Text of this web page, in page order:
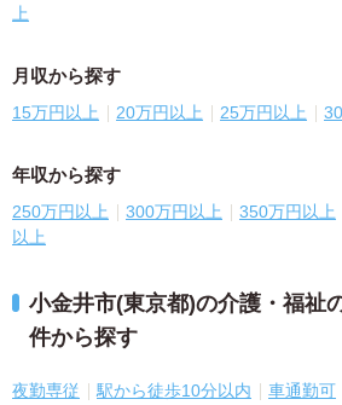
上
月収から探す
15万円以上 20万円以上 25万円以上
年収から探す
250万円以上 300万円以上 350万円以上
以上
小金井市(東京都)の介護・福祉
件から探す
夜勤専従 駅から徒歩10分以内 車通勤可